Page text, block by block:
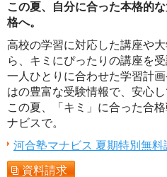
この夏、自分に合った本格的
格へ。
高校の学習に対応した講座や
ら、キミにぴったりの講座を受
一人ひとりに合わせた学習計
はの豊富な受験情報で、安心し
この夏、「キミ」に合った合
ナビスで。
河合塾マナビス 夏期特別無料
資料請求